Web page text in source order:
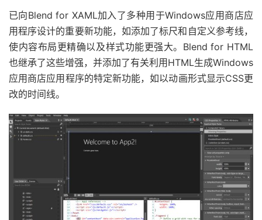
已向Blend for XAML加入了多种用于Windows应用商店应
用程序设计的重要新功能，如添加了标尺和自定义参考线，
使内容布局更精确以及样式功能更强大。Blend for HTML
也继承了这些增强，并添加了有关利用HTML生成Windows
应用商店应用程序的特定新功能，如以动画形式显示CSS更
改的时间线。